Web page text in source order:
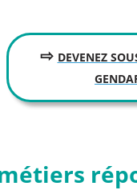
⇨ DEVENEZ